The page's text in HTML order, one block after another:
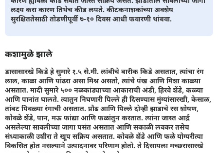
लक्ष्य करा कारण तिथेच कीड लपते. कीटकनाशकांच्या अवशेष
सुरक्षिततेसाठी तोडणीपूर्वी ७-१० दिवस आधी फवारणी थांबवा.
कशामुळे झाले
डासासारखे किडे हे सुमारे १.५ से.मी. लांबीचे बारीक किडे असतात, त्यांचा रंग
लाल, काळा आणि पांढरा असा मिश्र असतो, त्यांचे पंख आणि मिशा काळ्या
असतात. मादी सुमारे ५०० नळकांड्याच्या आकाराची अंडी, हिरवे शेंडे, कळ्या
आणि पानांत घालते. त्यातुन निघणारी पिल्ले ही दिसण्यास मुंग्यांसारखी, केसाळ,
तांबट पिवळ्या रंगाची असतात. प्रौढ आणि पिल्ले दोन्ही झाडाचे रस शोषण,
कोवळे शेंडे, पान, मऊ फांद्या आणि फळांतुन करतात. त्यांना जास्त आर्द्र
असलेल्या सावलीच्या जागा पसंत असतात आणि सकाळी लवकर तसेच
संध्याकाळी उशीरा ते खूप सक्रिय असतात. कोवळे शेंडे आणि फळे योग्यरीत्या
विकसित होत नसल्याने उत्पादनावर परिणाम होतो. ते दिसायला मच्छरासारखे